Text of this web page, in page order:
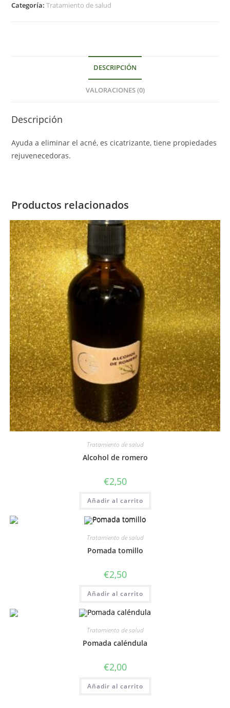
Categoría:Tratamiento de salud
DESCRIPCIÓN
VALORACIONES (0)
Descripción
Ayuda a eliminar el acné, es cicatrizante, tiene propiedades
rejuvenecedoras.
Productos relacionados
Tratamiento de salud
Alcohol de romero
€2,50
Añadir al carrito
Tratamiento de salud
Pomada tomillo
€2,50
Añadir al carrito
Tratamiento de salud
Pomada caléndula
€2,00
Añadir al carrito